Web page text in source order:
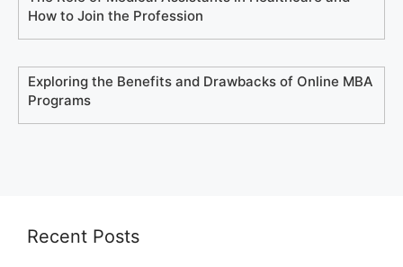
How to Join the Profession
Exploring the Benefits and Drawbacks of Online MBA
Programs
Recent Posts